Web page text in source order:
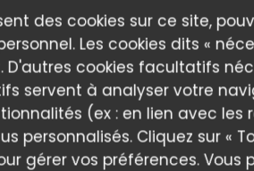
des cookies sur ce site,
Les cookies dits «
cookies facultatifs
servent à analyser votre
(ex : en lien avec les
personnalisés. Cliquez sur «
gérer vos préférences. Vous
A Taaable